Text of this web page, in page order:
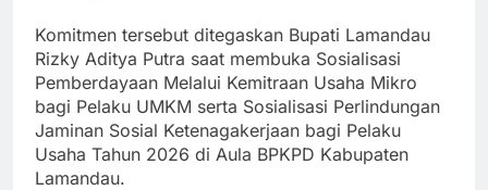
Komitmen tersebut ditegaskan Bupati Lamandau
Rizky Aditya Putra saat membuka Sosialisasi
Pemberdayaan Melalui Kemitraan Usaha Mikro
bagi Pelaku UMKM serta Sosialisasi Perlindungan
Jaminan Sosial Ketenagakerjaan bagi Pelaku
Usaha Tahun 2026 di Aula BPKPD Kabupaten
Lamandau.